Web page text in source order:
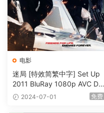
电影
迷局 [特效简繁中字] Set Up
2011 BluRay 1080p AVC DT
S-HD MA5.1-shhaclm@CHD
2024-07-01 免费